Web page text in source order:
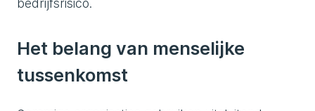
bedrijfsrisico.
Het belang van menselijke
tussenkomst